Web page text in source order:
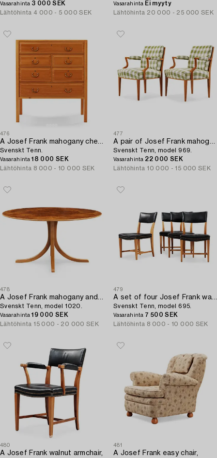
Vasarahinta 3 000 SEK
Lähtöhinta 4 000 - 5 000 SEK
Vasarahinta Ei myyty
Lähtöhinta 20 000 - 25 000 SEK
476
A Josef Frank mahogany chest of drawers,
Svenskt Tenn.
Vasarahinta18 000 SEK
Lähtöhinta 8 000 - 10 000 SEK
477
A pair of Josef Frank mahogany armchairs,
Svenskt Tenn, model 969.
Vasarahinta 22 000 SEK
Lähtöhinta 10 000 - 15 000 SEK
478
A Josef Frank mahogany and burled wood dining table,
Svenskt Tenn, model 1020.
Vasarahinta19 000 SEK
Lähtöhinta 15 000 - 20 000 SEK
479
A set of four Josef Frank walnut and black leather chairs,
Svenskt Tenn, model 695.
Vasarahinta 7 500 SEK
Lähtöhinta 8 000 - 10 000 SEK
480
A Josef Frank walnut armchair,
481
A Josef Frank easy chair,